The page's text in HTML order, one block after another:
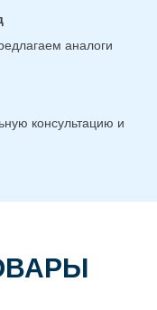
аналоги
консультацию и